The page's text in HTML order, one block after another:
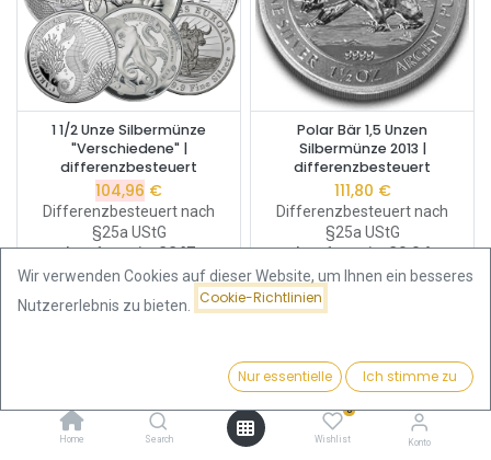
Beliebteste
Home Search
0
Wishlist Konto
1 1/2 Unze Silbermünze
"Verschiedene" |
differenzbesteuert
104,96 €
Differenzbesteuert nach
§25a UStG
Ankaufspreis:88,17€
Polar Bär 1,5 Unzen
Silbermünze 2013 |
differenzbesteuert
111,80 €
Differenzbesteuert nach
§25a UStG
Ankaufspreis:89,94€
Wir verwenden Cookies auf dieser Website, um Ihnen ein besseres
Nutzererlebnis zu bieten.
Cookie-Richtlinien
Nur essentielle Ich stimme zu